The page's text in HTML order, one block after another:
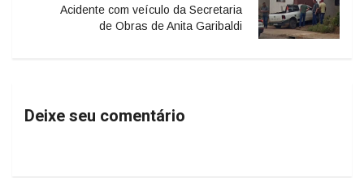
Acidente com veículo da Secretaria
de Obras de Anita Garibaldi
Deixe seu comentário